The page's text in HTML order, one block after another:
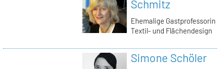
Schmitz
Ehemalige Gastprofessorin
Textil- und Flächendesign
Simone Schöler